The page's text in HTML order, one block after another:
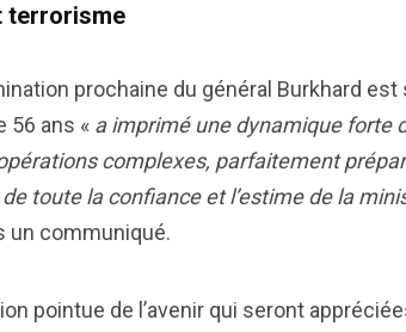
terrorisme
prochaine du général Burkhard
56 ans « a imprimé une dynamique forte
complexes, parfaitement
toute la confiance et l’estime de la
un communiqué.
pointue de l’avenir qui seront